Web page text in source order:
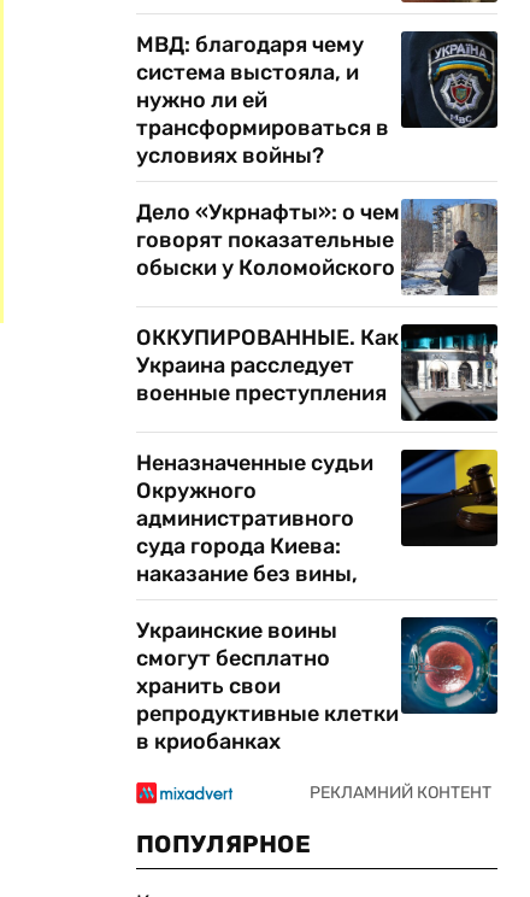
МВД: благодаря чему
система выстояла, и
нужно ли ей
трансформироваться в
условиях войны?
Дело «Укрнафты»: о чем
говорят показательные
обыски у Коломойского
ОККУПИРОВАННЫЕ. Как
Украина расследует
военные преступления
Неназначенные судьи
Окружного
административного
суда города Киева:
наказание без вины,
Украинские воины
смогут бесплатно
хранить свои
репродуктивные клетки
в криобанках
ПОПУЛЯРНОЕ